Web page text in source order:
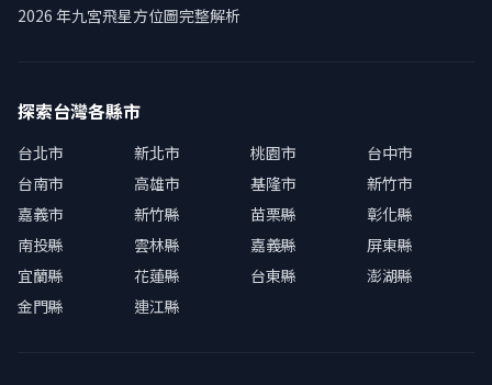
2026 年九宮飛星方位圖完整解析
探索台灣各縣市
台北市 新北市 桃園市
台中市
台南市
高雄市 基隆市
新竹市
嘉義市
新竹縣 苗栗縣
彰化縣
南投縣
雲林縣 嘉義縣
屏東縣
宜蘭縣
花蓮縣 台東縣
澎湖縣
金門縣
連江縣